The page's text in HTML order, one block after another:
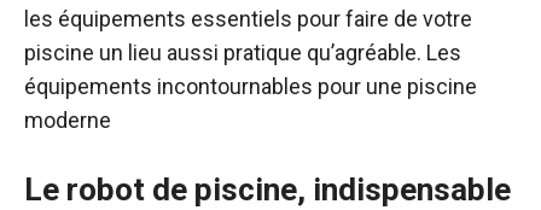
les équipements essentiels pour faire de votre
piscine un lieu aussi pratique qu’agréable. Les
équipements incontournables pour une piscine
moderne
Le robot de piscine, indispensable